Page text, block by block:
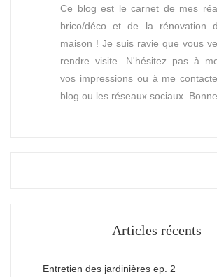
Ce blog est le carnet de mes
brico/déco et de la rénovation
maison ! Je suis ravie que vous
rendre visite. N'hésitez pas à
vos impressions ou à me
blog ou les réseaux sociaux.
Articles récents
Entretien des jardinières ep. 2